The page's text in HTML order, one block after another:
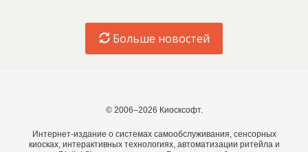
Больше новостей
© 2006–2026 Киосксофт.
Интернет-издание о системах самообслуживания, сенсорных
киосках, интерактивных технологиях, автоматизации ритейла и